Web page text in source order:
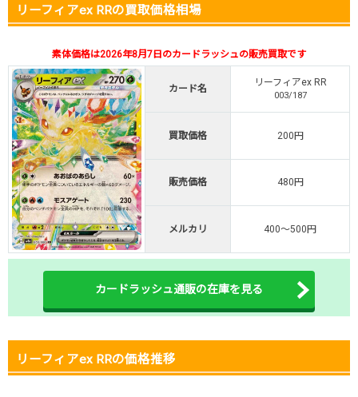
小口で当たりやすい穴場オリパ
オリくじ
・初回購入は500coinが50円
・新規限定！8種類の激熱オリパ
新規登録で無料100連できる
オリくじ公式はこちら ＞
・リリース1周年イベント開催中！
・新規登録で最大90%OFF
初回登録で4種類アド確解放
TORAオリパ公式はこちら ＞
リーフィアex RRの買取価格相場
素体価格は2026年8月7日のカードラッシュの販売買取です
カード名
リーフィアex RR
003/187
買取価格 200円
販売価格 480円
メルカリ 400～500円
カードラッシュ通販の在庫を見る
リーフィアex RRの価格推移